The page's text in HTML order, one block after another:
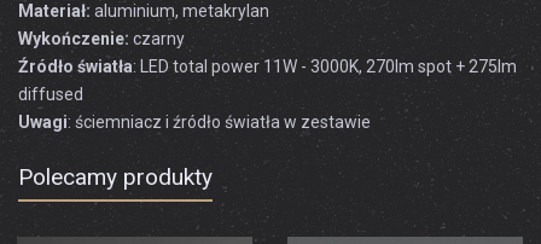
Materiał:aluminium, metakrylan
Wykończenie: czarny
Źródło światła: LED total power 11W - 3000K, 270lm spot + 275lm
diffused
Uwagi: ściemniacz i źródło światła w zestawie
Polecamy produkty